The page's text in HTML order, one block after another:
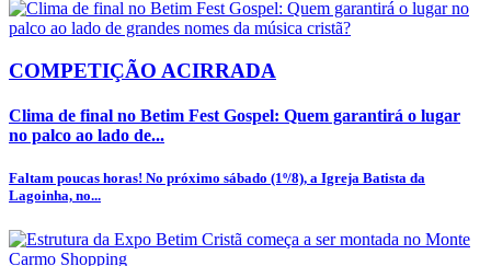
COMPETIÇÃO ACIRRADA
Clima de final no Betim Fest Gospel: Quem garantirá o lugar
no palco ao lado de...
Faltam poucas horas! No próximo sábado (1º/8), a Igreja Batista da
Lagoinha, no...